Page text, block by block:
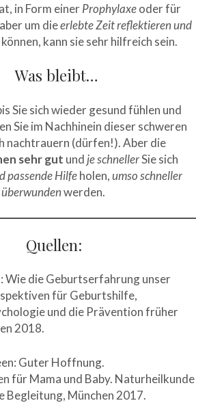
in Form einerProphylaxeoder für
um dieerlebte Zeit reflektieren und
können, kann sie sehr hilfreich sein.
Was bleibt…
Sie sich wieder gesund fühlen und
Sie im Nachhinein dieser schweren
nachtrauern (dürfen!). Aber die
sehr gut und je schnellerSie sich
passende Hilfeholen,umso schneller
überwundenwerden.
Quellen:
Wie die Geburtserfahrung unser
für Geburtshilfe,
und die Prävention früher
2018.
Guter Hoffnung.
für Mama und Baby. Naturheilkunde
Begleitung, München 2017.